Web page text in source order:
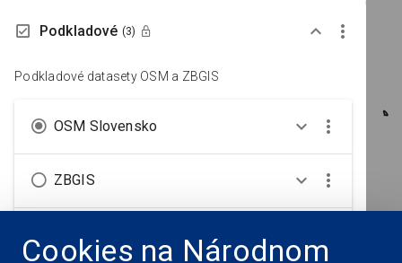
Podkladové (3)
Podkladové datasety OSM a ZBGIS
OSM Slovensko
ZBGIS
Cookies na Národnom